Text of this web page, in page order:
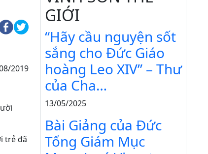
2019
trẻ đã
GIỚI
“Hãy cầu nguyện sốt
sắng cho Đức Giáo
hoàng Leo XIV” – Thư
của Cha…
13/05/2025
Bài Giảng của Đức
Tổng Giám Mục